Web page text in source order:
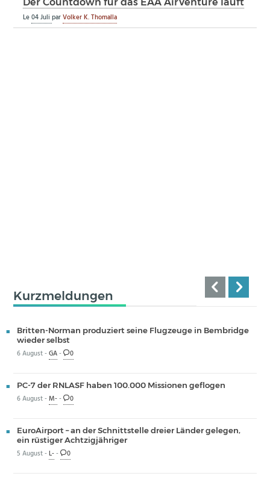
Le04 JuliparVolker K. Thomalla
Kurzmeldungen
Britten-Norman produziert seine Flugzeuge in Bembridge
wieder selbst
6 August -GA- 0
PC-7 der RNLASF haben 100.000 Missionen geflogen
6 August -M-- 0
EuroAirport – an der Schnittstelle dreier Länder gelegen,
ein rüstiger Achtzigjähriger
5 August -L-- 0